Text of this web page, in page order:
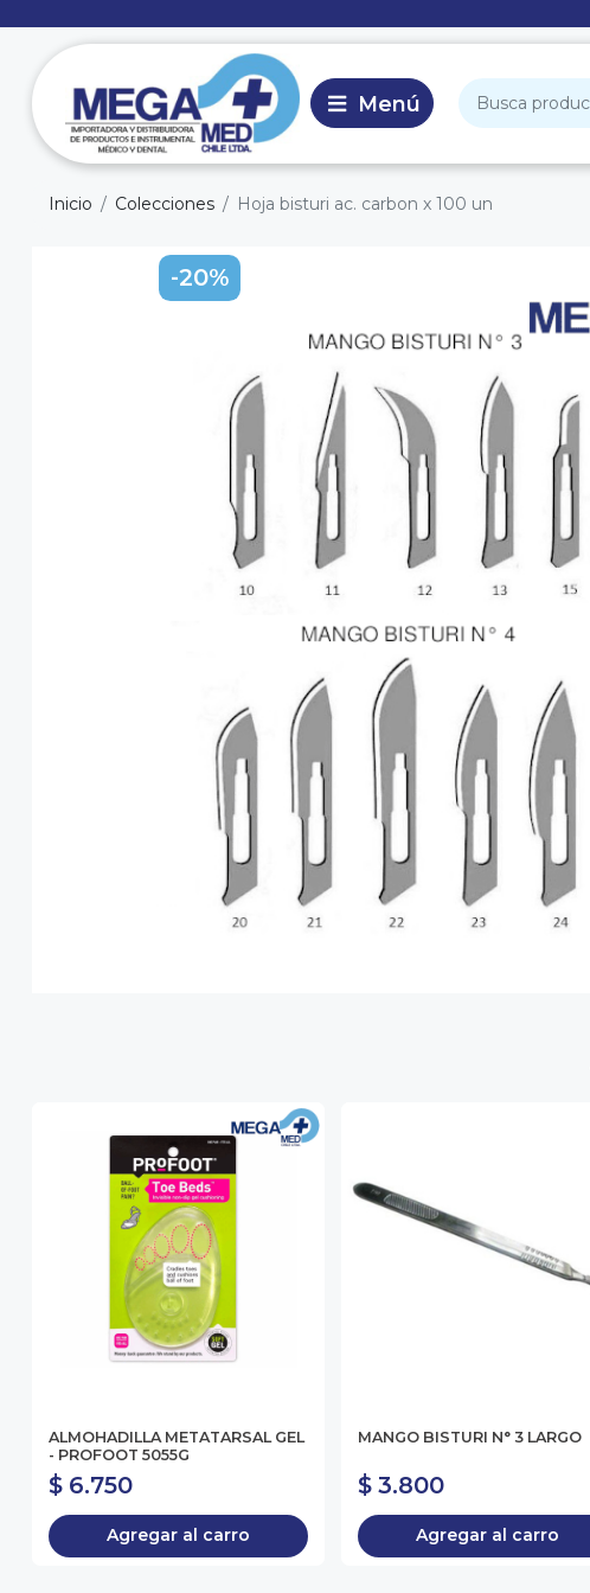
Inicio Colecciones Hoja bisturi ac. carbon x 100 un
-20%
ALMOHADILLA METATARSAL GEL
- PROFOOT 5055G
$ 6.750
Agregar al carro
MANGO BISTURI N° 3 LARGO
$ 3.800
Agregar al carro